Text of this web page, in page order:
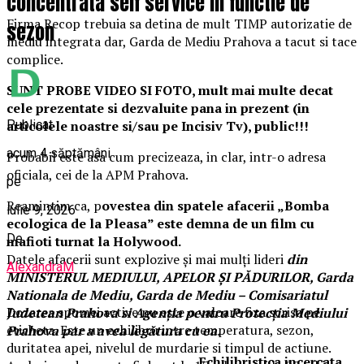
Firma Recop trebuia sa detina de mult TIMP autorizatie de
mediu integrata dar, Garda de Mediu Prahova a tacut si tace
complice.
SUNT PROBE VIDEO SI FOTO, mult mai multe decat
cele prezentate si dezvaluite pana in prezent (in
articolele noastre si/sau pe Incisiv Tv), public!!!
Probabil este asa cum precizeaza, in clar, intr-o adresa
oficiala, cei de la APM Prahova.
Reamintim ca, povestea din spatele afacerii „Bomba
ecologica de la Pleasa” este demna de un film cu
mafioti turnat la Holywood.
Datele afacerii sunt explozive şi mai mulţi lideri din
MINISTERUL MEDIULUI, APELOR ŞI PĂDURILOR, Garda
Nationala de Mediu, Garda de Mediu – Comisariatul
Judetean Prahova si Agenţia pentru Protecţia Mediului
Prahova par a avea legătura cu ea.
sezon
Publicat
acum 4 săptămâni
pe
iulie 9, 2026
De
AlexandraM
Dozarea spumei active nu este o valoare fixa scrisa pe
eticheta. Este un echilibru intre temperatura, sezon,
duritatea apei, nivelul de murdarie si timpul de actiune.